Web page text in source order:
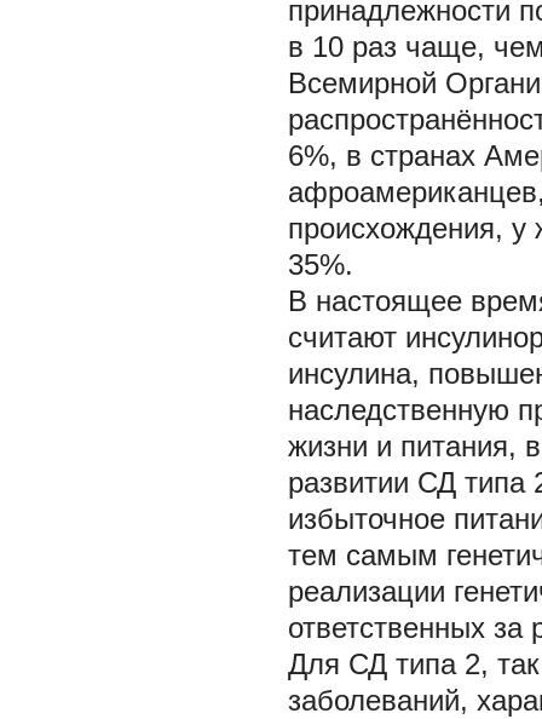
принадлежности
в 10 раз чаще,
Всемирной
6%, в странах
происхождения, у
35%.
В настоящее
считают
инсулина,
наследственную
жизни и питания,
развитии СД типа
избыточное
тем самым
реализации
ответственных за
Для СД типа 2,
заболеваний,